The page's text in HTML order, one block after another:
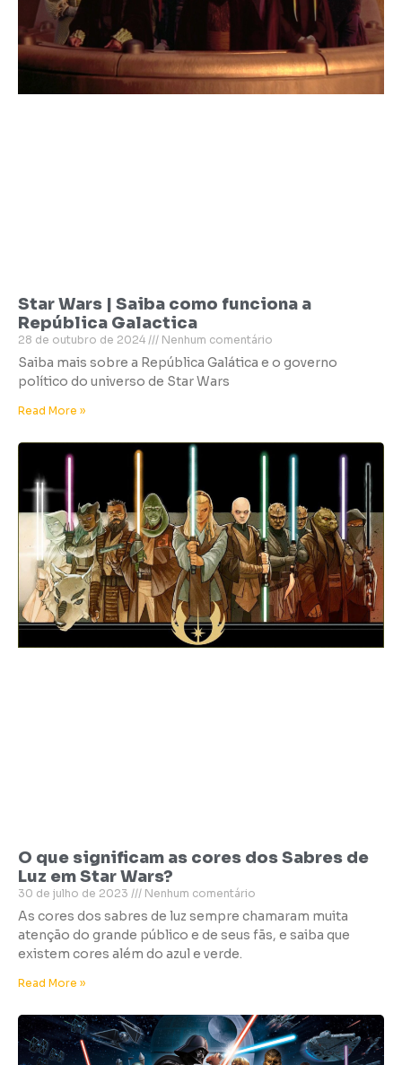
Star Wars | Saiba como funciona a
República Galactica
28 de outubro de 2024 Nenhum comentário
Saiba mais sobre a República Galática e o governo
político do universo de Star Wars
Read More »
O que significam as cores dos Sabres de
Luz em Star Wars?
30 de julho de 2023 Nenhum comentário
As cores dos sabres de luz sempre chamaram muita
atenção do grande público e de seus fãs, e saiba que
existem cores além do azul e verde.
Read More »